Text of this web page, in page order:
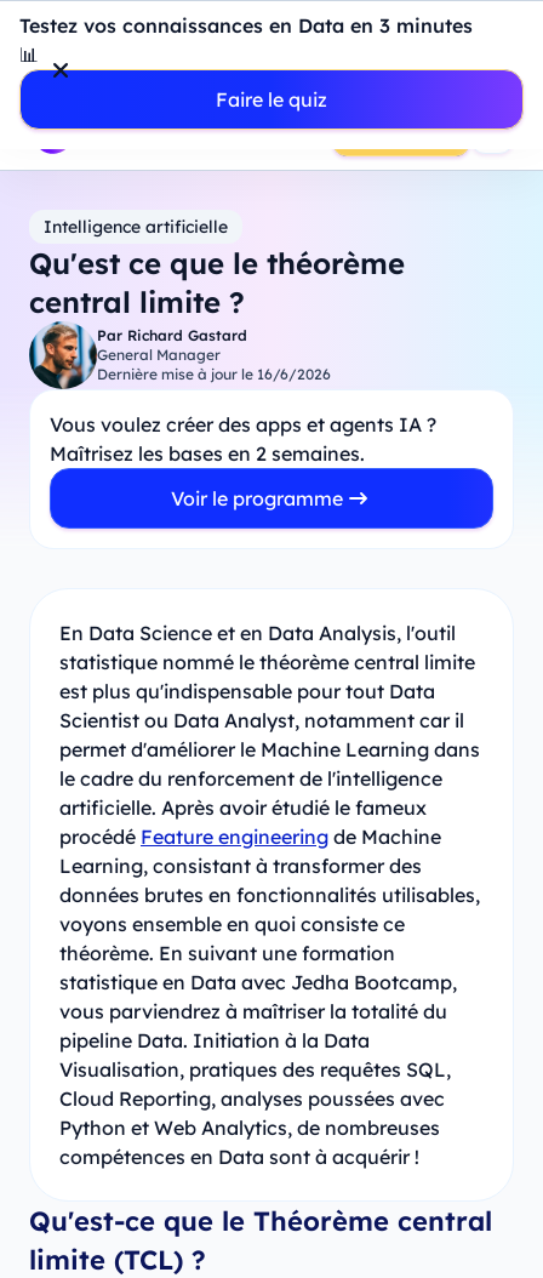
Testez vos connaissances en Data en 3 minutes
📊
Faire le quiz
Introduction à Power BI : construisez votre premier
dashboard de A à Z
- Mardi 11
18h00
Professionnels
Étudiants Parents Entreprises
Prendre RDV
Intelligence artificielle
Qu'est ce que le théorème
central limite ?
Par Richard Gastard
General Manager
Dernière mise à jour le 16/6/2026
Vous voulez créer des apps et agents IA ?
Maîtrisez les bases en 2 semaines.
Voir le programme
En Data Science et en Data Analysis, l'outil
statistique nommé le théorème central limite
est plus qu'indispensable pour tout Data
Scientist ou Data Analyst, notamment car il
permet d'améliorer le Machine Learning dans
le cadre du renforcement de l'intelligence
artificielle. Après avoir étudié le fameux
procédé Feature engineering de Machine
Learning, consistant à transformer des
données brutes en fonctionnalités utilisables,
voyons ensemble en quoi consiste ce
théorème. En suivant une formation
statistique en Data avec Jedha Bootcamp,
vous parviendrez à maîtriser la totalité du
pipeline Data. Initiation à la Data
Visualisation, pratiques des requêtes SQL,
Cloud Reporting, analyses poussées avec
Python et Web Analytics, de nombreuses
compétences en Data sont à acquérir !
Qu'est-ce que le Théorème central
limite (TCL) ?